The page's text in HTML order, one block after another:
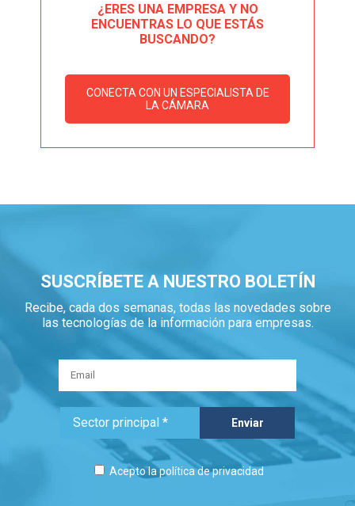
¿ERES UNA EMPRESA Y NO
ENCUENTRAS LO QUE ESTÁS
BUSCANDO?
CONECTA CON UN ESPECIALISTA DE
LA CÁMARA
SUSCRÍBETE A NUESTRO BOLETÍN
Recibe, cada dos semanas, todas las novedades sobre
las tecnologías de la información para empresas.
Acepto lapolítica de privacidad